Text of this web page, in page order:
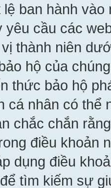
ban hành
yêu cầu các
thành niên
hộ của
thức bảo hộ
cá nhân có thể
chắc chắn
điều khoản
dụng điều
tìm kiếm sự